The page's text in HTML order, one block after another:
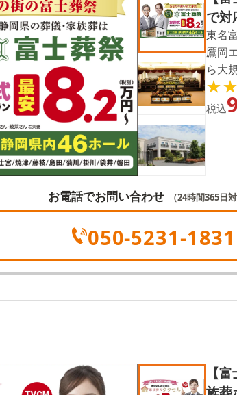
で対
東名
鷹岡
ら大
税込
お電話でお問い合わせ （24時間365日
050-5231-1831
【